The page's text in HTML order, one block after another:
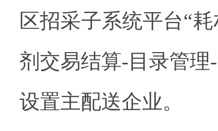
区招采子系统平台“
剂交易结算- 目录管理-
设置主配送企业。